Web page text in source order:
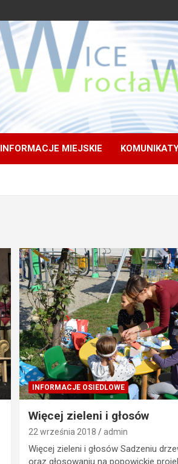
INFORMACJE MIEJSKIE
INFORMACJE OSIEDLOWE
Więcej zieleni i głosów
22 września 2018 admin
Więcej zieleni i głosów Sadzeniu
oraz głosowaniu na popowickie